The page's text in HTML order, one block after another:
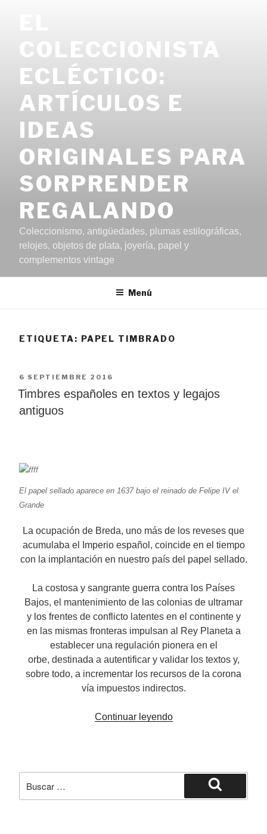
COLECCIONISTA
ECLÉCTICO:
ARTÍCULOS E
IDEAS
ORIGINALES PARA
SORPRENDER
REGALANDO
Coleccionismo, antigüedades, plumas estilográficas,
relojes, objetos de plata, joyería, papel y
complementos vintage
Menú
ETIQUETA: PAPEL TIMBRADO
PUBLICADO
EL
6 SEPTIEMBRE 2016
Timbres españoles en textos y legajos
antiguos
El papel sellado aparece en 1637 bajo el reinado de Felipe IV el
Grande
La ocupación de Breda, uno más de los reveses que
acumulaba el Imperio español, coincide en el tiempo
con la implantación en nuestro país del papel sellado.
La costosa y sangrante guerra contra los Países
Bajos, el mantenimiento de las colonias de ultramar
y los frentes de conflicto latentes en el continente y
en las mismas fronteras impulsan al Rey Planeta a
establecer una regulación pionera en el
orbe, destinada a autentificar y validar los textos y,
sobre todo, a incrementar los recursos de la corona
vía impuestos indirectos.
Continuar leyendo«Timbres
y
antiguos»
por:
Buscar